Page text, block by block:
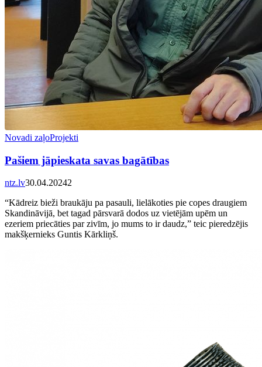
Novadi zaļoProjekti
Pašiem jāpieskata savas bagātības
ntz.lv30.04.20242
“Kādreiz bieži braukāju pa pasauli, lielākoties pie copes draugiem
Skandināvijā, bet tagad pārsvarā dodos uz vietējām upēm un
ezeriem priecāties par zivīm, jo mums to ir daudz,” teic pieredzējis
makšķernieks Guntis Kārkliņš.